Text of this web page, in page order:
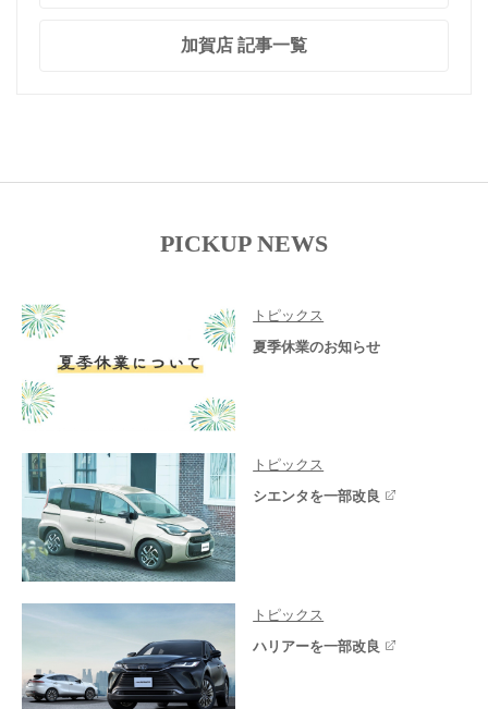
加賀店 記事一覧
PICKUP NEWS
トピックス
夏季休業のお知らせ
トピックス
シエンタを一部改良
トピックス
ハリアーを一部改良